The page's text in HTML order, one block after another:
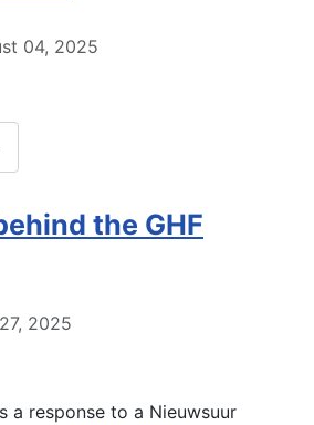
04, 2025
the GHF
2025
a response to a Nieuwsuur